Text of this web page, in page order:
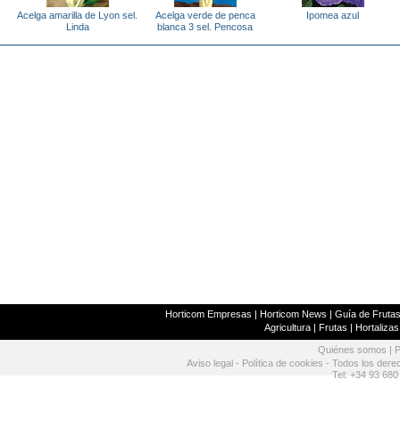
Acelga amarilla de Lyon sel.
Linda
Acelga verde de penca
blanca 3 sel. Pencosa
Ipomea azul
Horticom Empresas | Horticom News | Guía de
Agricultura| Frutas | Hortalizas
Quiénes somos
Aviso legal - Política de cookies - Todos los
Tel: +34 93